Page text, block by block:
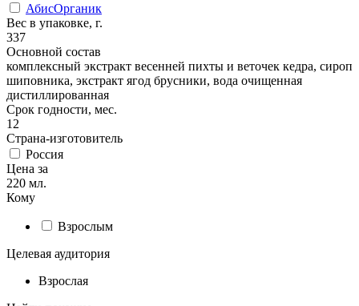
АбисОрганик
Вес в упаковке, г.
337
Основной состав
комплексный экстракт весенней пихты и веточек кедра, сироп
шиповника, экстракт ягод брусники, вода очищенная
дистиллированная
Срок годности, мес.
12
Страна-изготовитель
Россия
Цена за
220 мл.
Кому
Взрослым
Целевая аудитория
Взрослая